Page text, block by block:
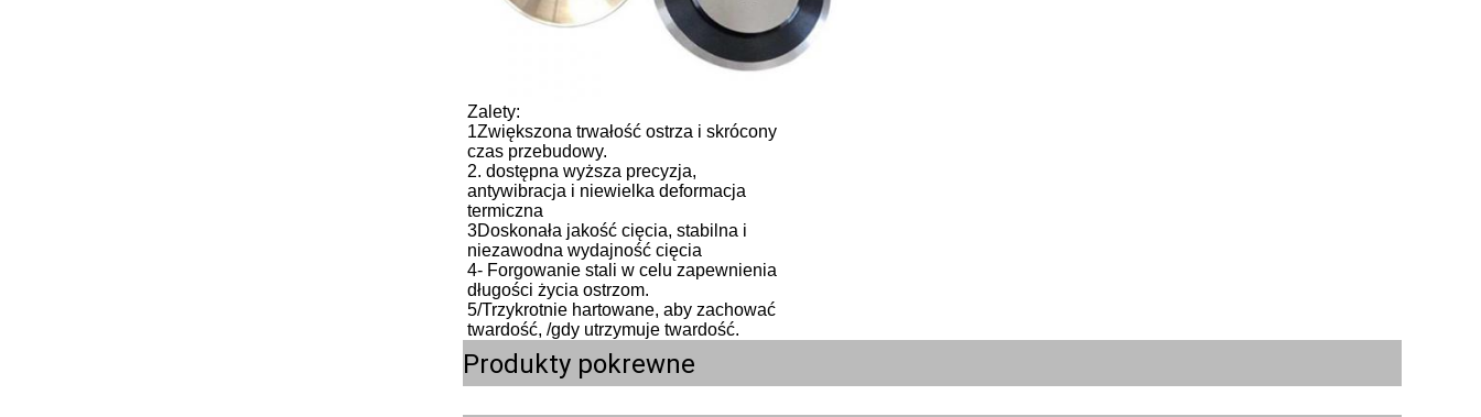
Zalety:
1Zwiększona trwałość ostrza i skrócony
czas przebudowy.
2. dostępna wyższa precyzja,
antywibracja i niewielka deformacja
termiczna
3Doskonała jakość cięcia, stabilna i
niezawodna wydajność cięcia
4- Forgowanie stali w celu zapewnienia
długości życia ostrzom.
5/Trzykrotnie hartowane, aby zachować
twardość, /gdy utrzymuje twardość.
Produkty pokrewne